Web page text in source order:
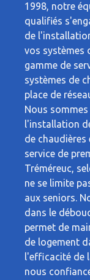
1998, notre
qualifiés
de
vos systèmes
gamme de
systèmes de
place de
Nous
l'installation
de chaudières
service de
Tréméreuc,
ne se limite
aux seniors.
dans le
permet de
de logement
l'efficacité de
nous